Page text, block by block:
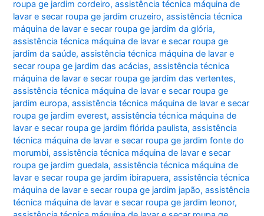
roupa ge jardim cordeiro,assistência técnica máquina de
lavar e secar roupa ge jardim cruzeiro,assistência técnica
máquina de lavar e secar roupa ge jardim da glória,
assistência técnica máquina de lavar e secar roupa ge
jardim da saúde,assistência técnica máquina de lavar e
secar roupa ge jardim das acácias,assistência técnica
máquina de lavar e secar roupa ge jardim das vertentes,
assistência técnica máquina de lavar e secar roupa ge
jardim europa,assistência técnica máquina de lavar e secar
roupa ge jardim everest,assistência técnica máquina de
lavar e secar roupa ge jardim flórida paulista,assistência
técnica máquina de lavar e secar roupa ge jardim fonte do
morumbi,assistência técnica máquina de lavar e secar
roupa ge jardim guedala,assistência técnica máquina de
lavar e secar roupa ge jardim ibirapuera,assistência técnica
máquina de lavar e secar roupa ge jardim japão,assistência
técnica máquina de lavar e secar roupa ge jardim leonor,